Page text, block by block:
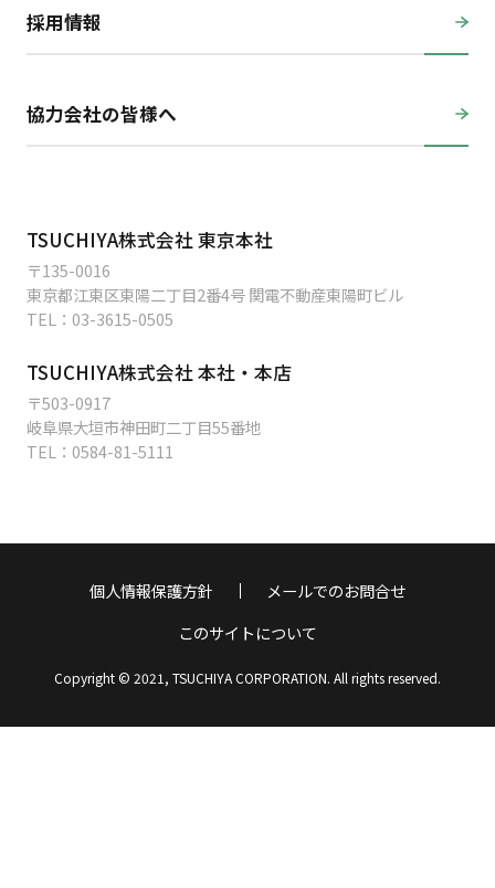
TSUCHIYA株式会社 東京本社
〒135-0016
東京都江東区東陽二丁目2番4号 関電不動産東陽町ビル
TEL： 03-3615-0505
TSUCHIYA株式会社 本社・本店
〒503-0917
岐阜県大垣市神田町二丁目55番地
TEL： 0584-81-5111
採用情報
協力会社の皆様へ
個人情報保護方針
メールでのお問合せ
このサイトについて
Copyright © 2021, TSUCHIYA CORPORATION. All rights reserved.